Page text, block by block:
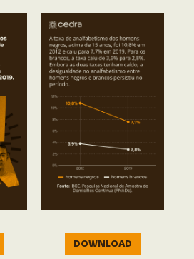
DOWNLOAD